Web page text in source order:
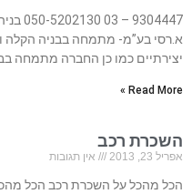
א.רסי בע”מ- מתמחה בבניה הקלה
יצירתיים כמו כן החברה מתמחה
Read More »
השכרת רכב
אפריל 23, 2013 אין תגובות
הכל מהכל על השכרת רכב הכל